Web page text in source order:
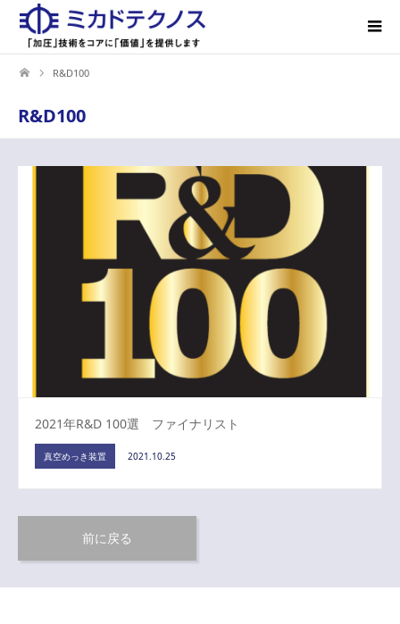
R&D100
R&D100
2021年R&D 100選 ファイナリスト
真空めっき装置 2021.10.25
前に戻る